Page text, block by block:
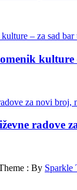
radove
: By Sparkle